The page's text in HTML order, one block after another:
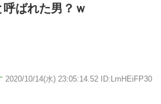
ばれた男？ｗ
2020/10/14(水) 23:05:14.52 ID:LmHEiFP30